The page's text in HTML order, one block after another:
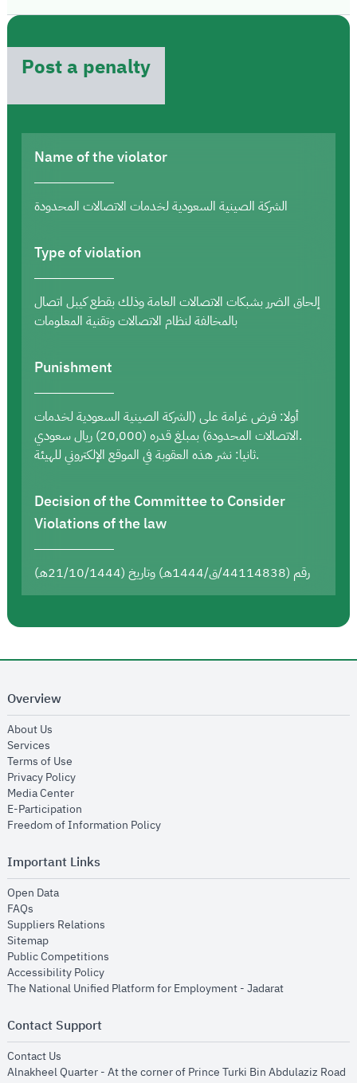
Post a penalty
Name of the violator
الشركة الصينية السعودية لخدمات الاتصالات المحدودة
Type of violation
إلحاق الضرر بشبكات الاتصالات العامة وذلك بقطع كيبل اتصال
بالمخالفة لنظام الاتصالات وتقنية المعلومات
Punishment
أولا: فرض غرامة على (الشركة الصينية السعودية لخدمات
الاتصالات المحدودة) بمبلغ قدره (20,000) ريال سعودي.
ثانيا: نشر هذه العقوبة في الموقع الإلكتروني للهيئة.
Decision of the Committee to Consider
Violations of the law
رقم (44114838/ق/1444هـ) وتاريخ (21/10/1444هـ)
Overview
About Us
Services
Terms of Use
Privacy Policyopens in new window
Media Centeropens in new window
E-Participation
Freedom of Information Policyopens in new window
Important Links
Open Dataopens in new window
FAQs
Suppliers Relations
Sitemapopens in new window
Public Competitions
Accessibility Policyopens in new window
The National Unified Platform for Employment - Jadaratopens in new
Contact Support
Contact Us
Alnakheel Quarter - At the corner of Prince Turki Bin Abdulaziz Road